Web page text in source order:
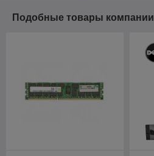
Подобные товары компании